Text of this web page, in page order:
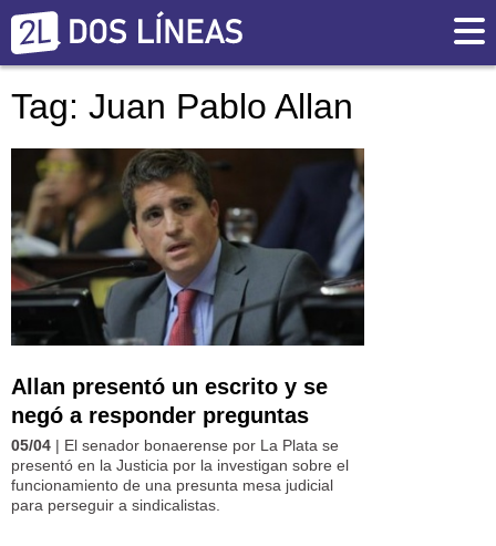
Tag: Juan Pablo Allan
Allan presentó un escrito y se
negó a responder preguntas
05/04 | El senador bonaerense por La Plata se
presentó en la Justicia por la investigan sobre el
funcionamiento de una presunta mesa judicial
para perseguir a sindicalistas.